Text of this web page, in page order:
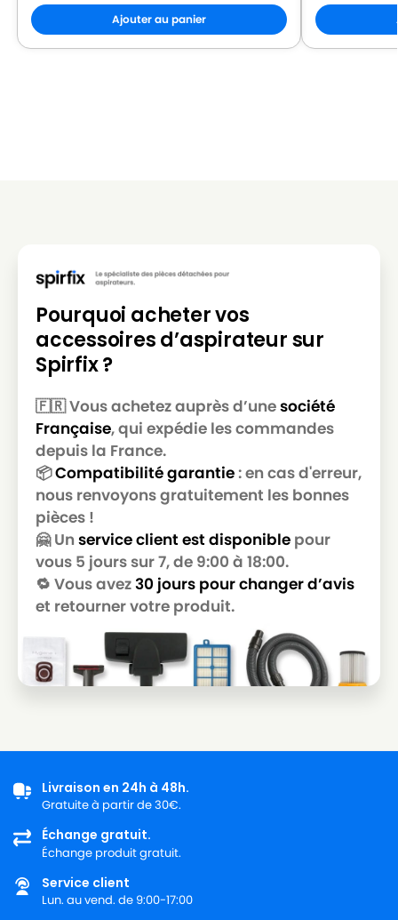
Ajouter au panier
Pourquoi acheter vos
accessoires d’aspirateur sur
Spirfix ?
🇫🇷 Vous achetez auprès d’unesociété
Française, qui expédie les commandes
depuis la France.
📦Compatibilité garantie: en cas d'erreur,
nous renvoyons gratuitement les bonnes
pièces !
🤗 Un service client est disponible pour
vous 5 jours sur 7, de 9:00 à 18:00.
🔁 Vous avez30 jours pour changer d’avis
et retourner votre produit.
Livraison en 24h à 48h.
Gratuite à partir de 30€.
Échange gratuit.
Échange produit gratuit.
Service client
Lun. au vend. de 9:00-17:00